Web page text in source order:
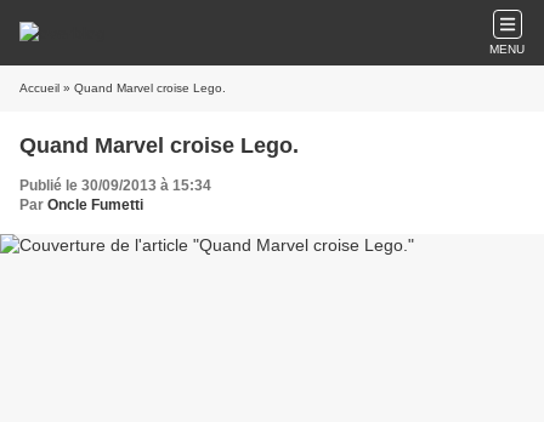
MENU
Accueil » Quand Marvel croise Lego.
Quand Marvel croise Lego.
Publié le 30/09/2013 à 15:34
Par Oncle Fumetti